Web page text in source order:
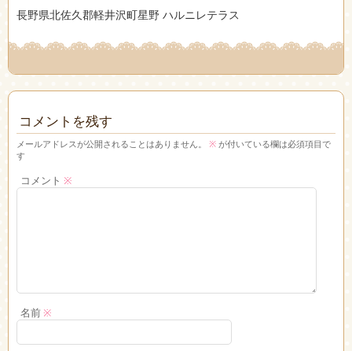
長野県北佐久郡軽井沢町星野 ハルニレテラス
コメントを残す
メールアドレスが公開されることはありません。 ※ が付いている欄は必須項目で
す
コメント ※
名前※